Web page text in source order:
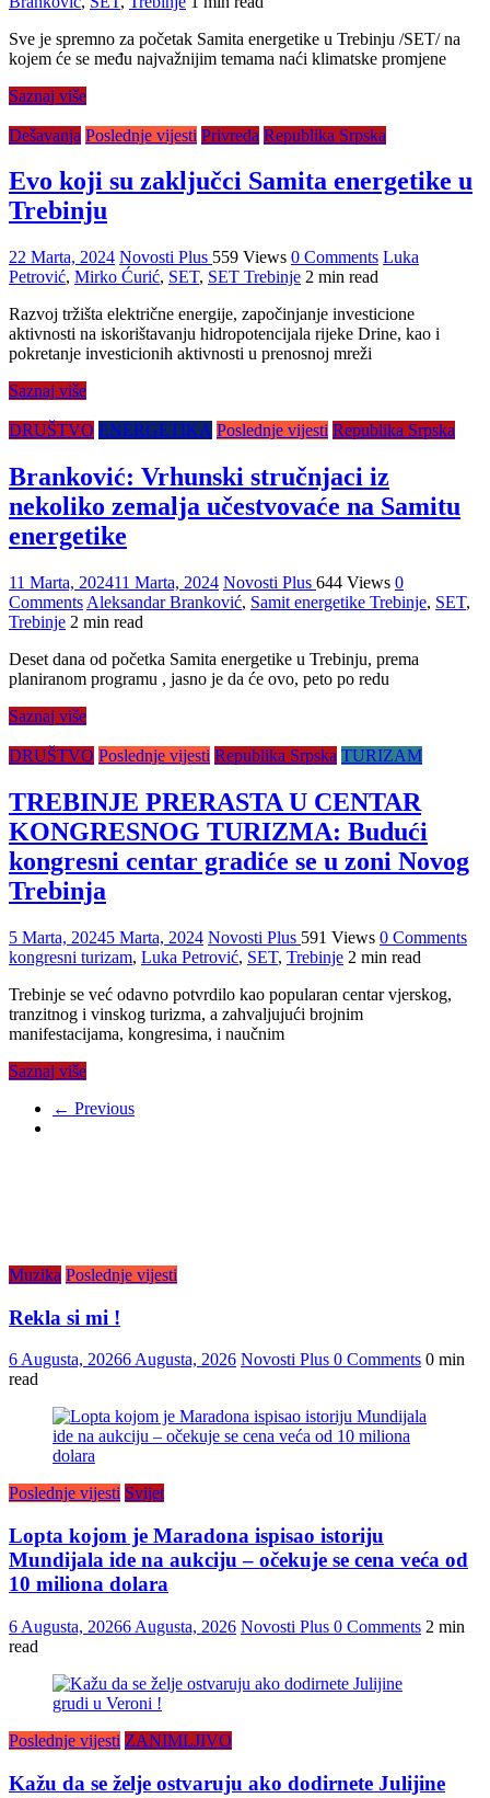
Sve je spremno za početak Samita energetike u Trebinju /SET/ na
kojem će se među najvažnijim temama naći klimatske promjene
Saznaj više
Dešavanja Poslednje vijesti Privreda Republika Srpska
Evo koji su zaključci Samita energetike u
Trebinju
22 Marta, 2024 Novosti Plus 559 Views 0 Comments Luka
Petrović, Mirko Ćurić, SET, SET Trebinje 2 min read
Razvoj tržišta električne energije, započinjanje investicione
aktivnosti na iskorištavanju hidropotencijala rijeke Drine, kao i
pokretanje investicionih aktivnosti u prenosnoj mreži
Saznaj više
DRUŠTVO ENERGETIKA Poslednje vijesti Republika Srpska
Branković: Vrhunski stručnjaci iz
nekoliko zemalja učestvovaće na Samitu
energetike
11 Marta, 202411 Marta, 2024 Novosti Plus 644 Views 0
Comments Aleksandar Branković, Samit energetike Trebinje, SET,
Trebinje 2 min read
Deset dana od početka Samita energetike u Trebinju, prema
planiranom programu , jasno je da će ovo, peto po redu
Saznaj više
DRUŠTVO Poslednje vijesti Republika Srpska TURIZAM
TREBINJE PRERASTA U CENTAR
KONGRESNOG TURIZMA: Budući
kongresni centar gradiće se u zoni Novog
Trebinja
5 Marta, 20245 Marta, 2024 Novosti Plus 591 Views 0 Comments
kongresni turizam, Luka Petrović, SET, Trebinje 2 min read
Trebinje se već odavno potvrdilo kao popularan centar vjerskog,
tranzitnog i vinskog turizma, a zahvaljujući brojnim
manifestacijama, kongresima, i naučnim
Saznaj više
← Previous
Muzika Poslednje vijesti
Rekla si mi !
6 Augusta, 20266 Augusta, 2026 Novosti Plus 0 Comments 0 min
read
Poslednje vijesti Svijet
Lopta kojom je Maradona ispisao istoriju
Mundijala ide na aukciju – očekuje se cena veća od
10 miliona dolara
6 Augusta, 20266 Augusta, 2026 Novosti Plus 0 Comments 2 min
read
Poslednje vijesti ZANIMLJIVO
Kažu da se želje ostvaruju ako dodirnete Julijine